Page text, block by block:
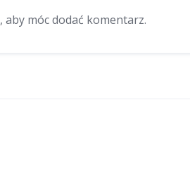
, aby móc dodać komentarz.